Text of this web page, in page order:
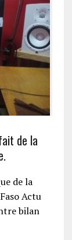
de la
de la
Actu
bilan